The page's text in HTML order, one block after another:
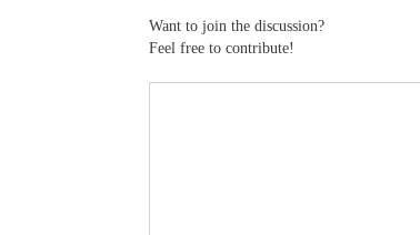
Want to join the discussion?
Feel free to contribute!